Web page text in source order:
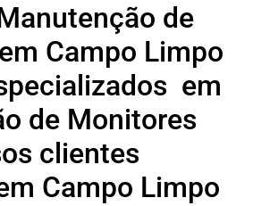
de
Campo Limpo
em
de Monitores
clientes
Campo Limpo